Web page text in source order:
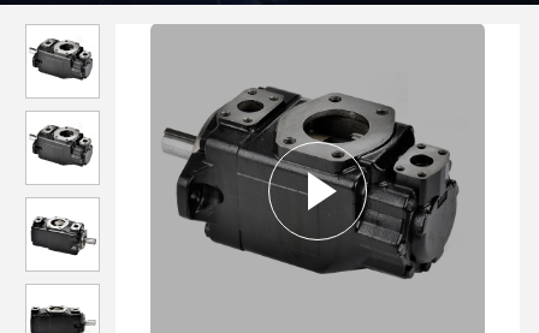
Vane Hidraulik